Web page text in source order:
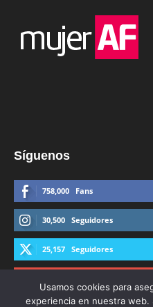
Síguenos
758,000 Fans
30,500 Seguidores
25,157 Seguidores
Usamos cookies para
experiencia en nuestra